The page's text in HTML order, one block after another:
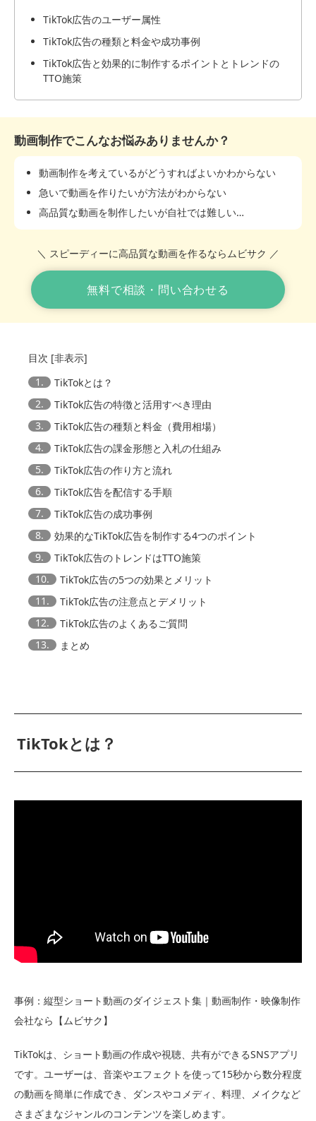
TikTok広告のユーザー属性
TikTok広告の種類と料金や成功事例
TikTok広告と効果的に制作するポイントとトレンドの
TTO施策
動画制作でこんなお悩みありませんか？
動画制作を考えているがどうすればよいかわからない
急いで動画を作りたいが方法がわからない
高品質な動画を制作したいが自社では難しい…
＼ スピーディーに高品質な動画を作るならムビサク ／
無料で相談・問い合わせる
目次 [非表示]
1.
TikTokとは？
2.
TikTok広告の特徴と活用すべき理由
3.
TikTok広告の種類と料金（費用相場）
4.
TikTok広告の課金形態と入札の仕組み
5.
TikTok広告の作り方と流れ
6.
TikTok広告を配信する手順
7.
TikTok広告の成功事例
8.
効果的なTikTok広告を制作する4つのポイント
9.
TikTok広告のトレンドはTTO施策
10.
TikTok広告の5つの効果とメリット
11.
TikTok広告の注意点とデメリット
12.
TikTok広告のよくあるご質問
13.
まとめ
TikTokとは？
事例：縦型ショート動画のダイジェスト集｜動画制作・映像制作
会社なら【ムビサク】
TikTokは、ショート動画の作成や視聴、共有ができるSNSアプリ
です。ユーザーは、音楽やエフェクトを使って15秒から数分程度
の動画を簡単に作成でき、ダンスやコメディ、料理、メイクなど
さまざまなジャンルのコンテンツを楽しめます。